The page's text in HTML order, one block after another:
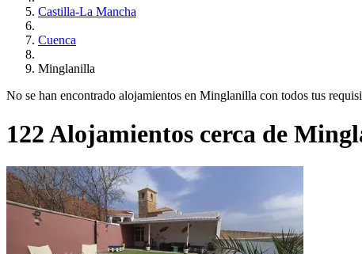
Castilla-La Mancha
Cuenca
Minglanilla
No se han encontrado alojamientos en Minglanilla con todos tus
122 Alojamientos cerca de